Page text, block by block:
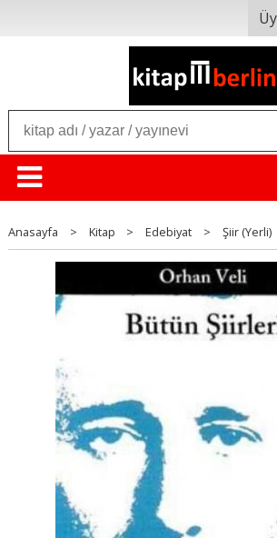
Anasayfa > Kitap > Edebiyat > Şiir (Yerli)